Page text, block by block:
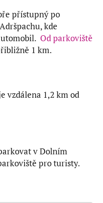
přístupný po
kde
Od parkoviště
1 km.
vzdálena 1,2 km od
v Dolním
pro turisty.